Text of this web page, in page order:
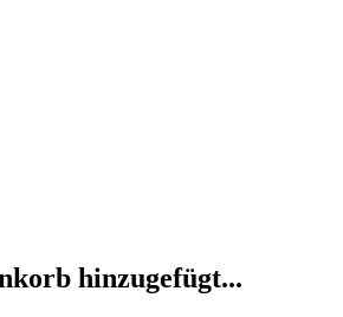
hinzugefügt...